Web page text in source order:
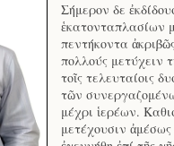
Σήμερον δε
ἑκατονταπλασίων
πεντήκοντα
πολλούς μετύχειν
τοῖς τελευταίοις
τῶν
μέχρι ἱερέων.
μετέχουσιν